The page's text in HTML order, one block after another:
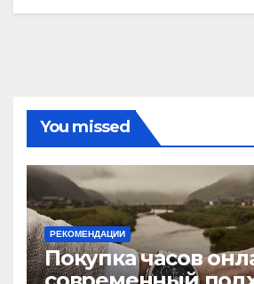
You missed
РЕКОМЕНДАЦИИ
Покупка часов